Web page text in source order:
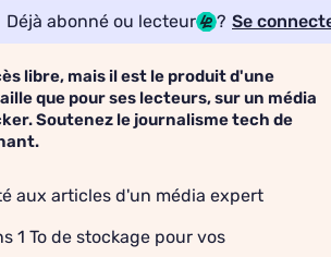
Déjà abonné ou lecteur ? Se
libre, mais il est le produit d'une
que pour ses lecteurs, sur un média
Soutenez le journalisme tech de
aux articles d'un média expert
1 To de stockage pour vos